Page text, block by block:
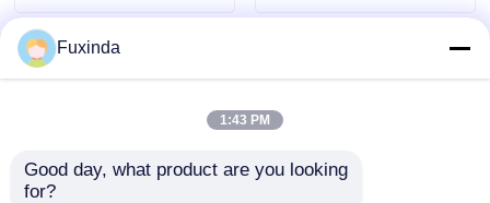
Fuxinda
1:43 PM
Good day, what product are you looking
for?